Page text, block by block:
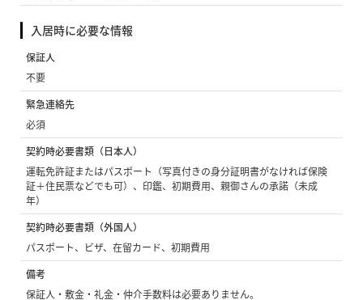
入居時に必要な情報
保証人
不要
緊急連絡先
必須
契約時必要書類（日本人）
運転免許証またはパスポート（写真付きの身分証明書がなければ保険
証＋住民票などでも可）、印鑑、初期費用、親御さんの承諾（未成
年）
契約時必要書類（外国人）
パスポート、ビザ、在留カード、初期費用
備考
保証人・敷金・礼金・仲介手数料は必要ありません。